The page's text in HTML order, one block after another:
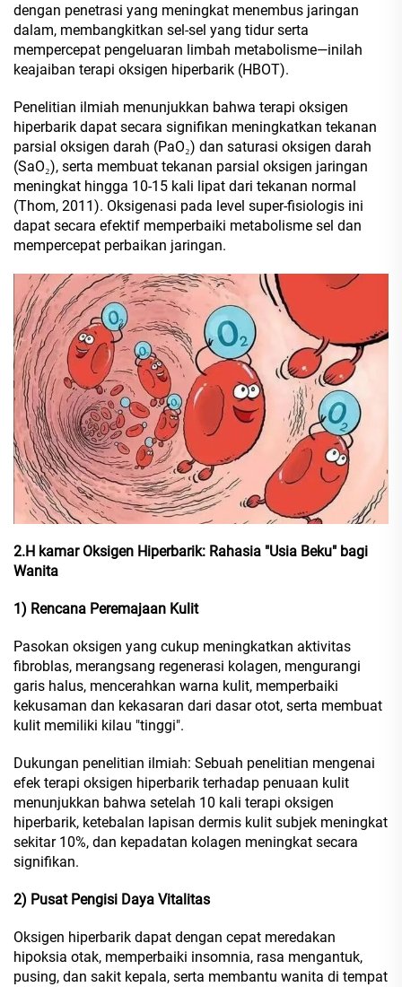
dengan penetrasi yang meningkat menembus jaringan
dalam, membangkitkan sel-sel yang tidur serta
mempercepat pengeluaran limbah metabolisme—inilah
keajaiban terapi oksigen hiperbarik (HBOT).
Penelitian ilmiah menunjukkan bahwa terapi oksigen
hiperbarik dapat secara signifikan meningkatkan tekanan
parsial oksigen darah (PaO₂) dan saturasi oksigen darah
(SaO₂), serta membuat tekanan parsial oksigen jaringan
meningkat hingga 10-15 kali lipat dari tekanan normal
(Thom, 2011). Oksigenasi pada level super-fisiologis ini
dapat secara efektif memperbaiki metabolisme sel dan
mempercepat perbaikan jaringan.
2.H kamar Oksigen Hiperbarik: Rahasia "Usia Beku" bagi
Wanita
1) Rencana Peremajaan Kulit
Pasokan oksigen yang cukup meningkatkan aktivitas
fibroblas, merangsang regenerasi kolagen, mengurangi
garis halus, mencerahkan warna kulit, memperbaiki
kekusaman dan kekasaran dari dasar otot, serta membuat
kulit memiliki kilau "tinggi".
Dukungan penelitian ilmiah: Sebuah penelitian mengenai
efek terapi oksigen hiperbarik terhadap penuaan kulit
menunjukkan bahwa setelah 10 kali terapi oksigen
hiperbarik, ketebalan lapisan dermis kulit subjek meningkat
sekitar 10%, dan kepadatan kolagen meningkat secara
signifikan.
2) Pusat Pengisi Daya Vitalitas
Oksigen hiperbarik dapat dengan cepat meredakan
hipoksia otak, memperbaiki insomnia, rasa mengantuk,
pusing, dan sakit kepala, serta membantu wanita di tempat